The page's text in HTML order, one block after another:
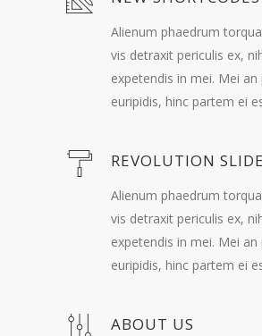
Alienum phaedrum
vis detraxit periculis ex,
expetendis in mei. Mei an
euripidis, hinc partem ei
REVOLUTION
Alienum phaedrum
vis detraxit periculis ex,
expetendis in mei. Mei an
euripidis, hinc partem ei
ABOUT US